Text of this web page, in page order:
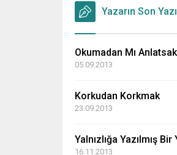
Yazarın Son
Okumadan Mı
05.09.2013
Korkudan Korkmak
23.09.2013
Yalnızlığa Yazılmış Bir
16.11.2013